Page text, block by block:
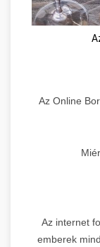
Az Online
Az internet
emberek